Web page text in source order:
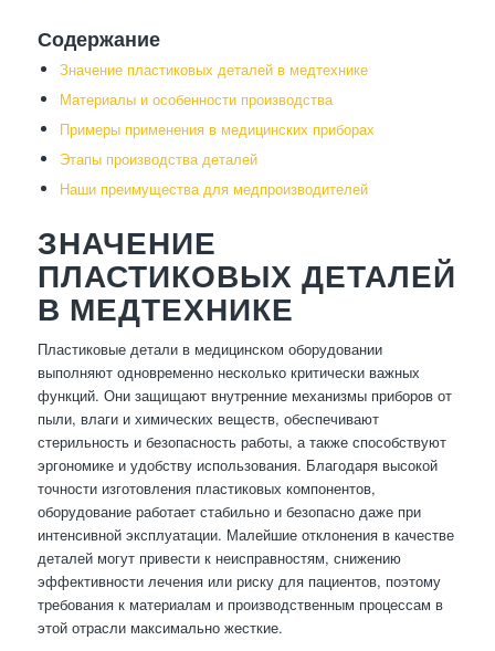
Содержание
Значение пластиковых деталей в медтехнике
Материалы и особенности производства
Примеры применения в медицинских приборах
Этапы производства деталей
Наши преимущества для медпроизводителей
ЗНАЧЕНИЕ
ПЛАСТИКОВЫХ ДЕТАЛЕЙ
В МЕДТЕХНИКЕ
Пластиковые детали в медицинском оборудовании
выполняют одновременно несколько критически важных
функций. Они защищают внутренние механизмы приборов от
пыли, влаги и химических веществ, обеспечивают
стерильность и безопасность работы, а также способствуют
эргономике и удобству использования. Благодаря высокой
точности изготовления пластиковых компонентов,
оборудование работает стабильно и безопасно даже при
интенсивной эксплуатации. Малейшие отклонения в качестве
деталей могут привести к неисправностям, снижению
эффективности лечения или риску для пациентов, поэтому
требования к материалам и производственным процессам в
этой отрасли максимально жесткие.